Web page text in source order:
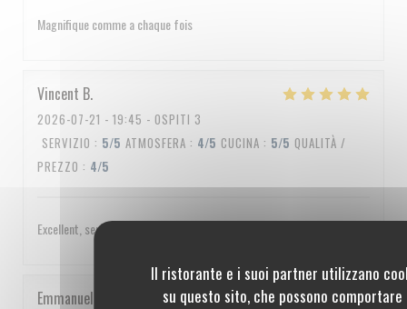
Il ristorante e i suoi partner utilizzano
su questo sito, che possono
Magnifique comme a chaque fois
Vincent B
2026-07-21 - 19:45 - OSPITI 3
SERVIZIO : 5/5 ATMOSFERA : 4/5 CUCINA : 5/5 QUALITÀ /
PREZZO : 4/5
Excellent, service impeccable, un peu cher quand même
Emmanuel